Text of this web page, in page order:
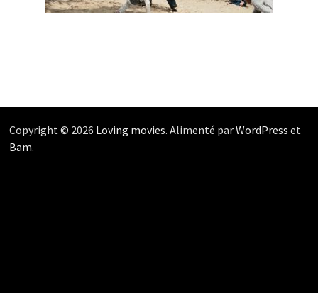
Copyright © 2026 Loving movies. Alimenté parWordPress et
Bam.